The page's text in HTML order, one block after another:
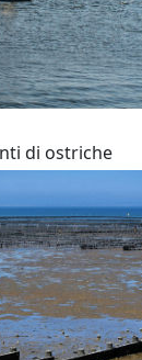
di ostriche